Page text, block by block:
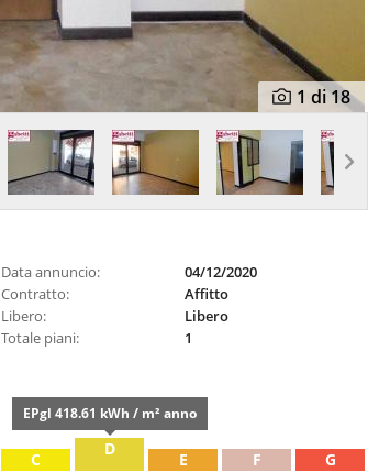
1 di 18
Data annuncio:
04/12/2020
Contratto:
Affitto
Libero:
Libero
Totale piani:
1
C
EPgl 418.61 kWh / m² anno
D
E F G